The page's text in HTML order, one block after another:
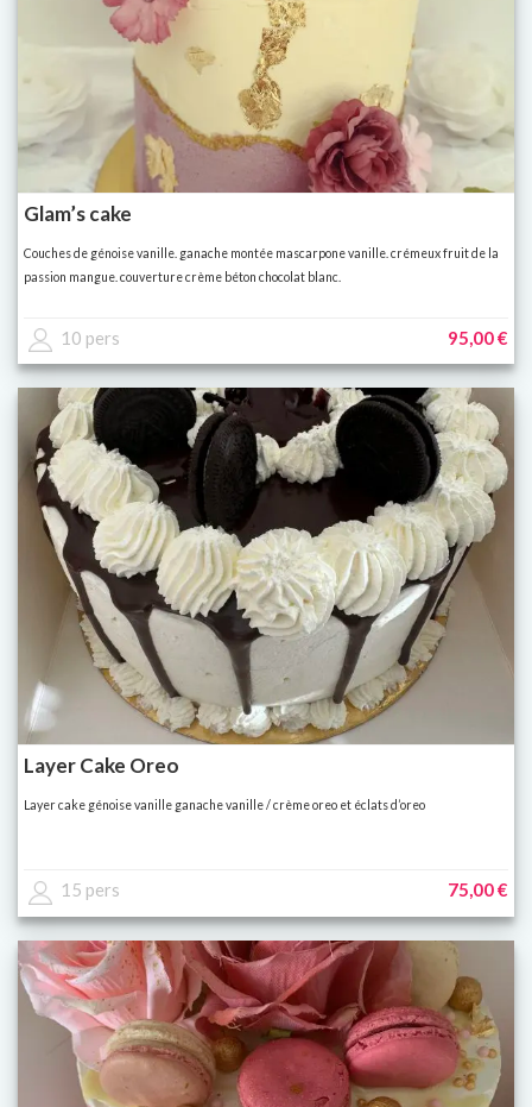
Glam’s cake
Couches de génoise vanille. ganache montée mascarpone vanille. crémeux fruit de la
passion mangue. couverture crème béton chocolat blanc.
10 pers 95,00 €
Layer Cake Oreo
Layer cake génoise vanille ganache vanille / crème oreo et éclats d’oreo
15 pers 75,00 €